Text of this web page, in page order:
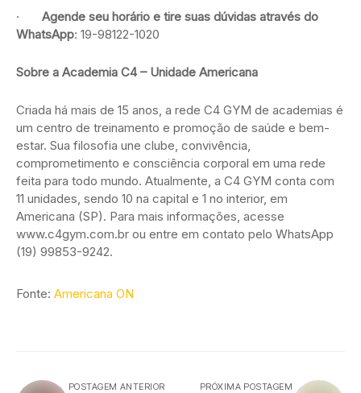
· Agende seu horário e tire suas dúvidas através do
WhatsApp: 19-98122-1020
Sobre a Academia C4 – Unidade Americana
Criada há mais de 15 anos, a rede C4 GYM de academias é
um centro de treinamento e promoção de saúde e bem-
estar. Sua filosofia une clube, convivência,
comprometimento e consciência corporal em uma rede
feita para todo mundo. Atualmente, a C4 GYM conta com
11 unidades, sendo 10 na capital e 1 no interior, em
Americana (SP). Para mais informações, acesse
www.c4gym.com.br ou entre em contato pelo WhatsApp
(19) 99853-9242.
Fonte: Americana ON
POSTAGEM ANTERIOR PRÓXIMA POSTAGEM